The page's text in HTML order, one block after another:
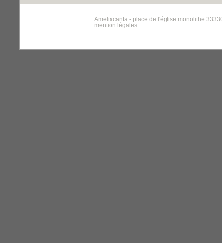
Ameliacanta - place de l'église monolithe
mention légales